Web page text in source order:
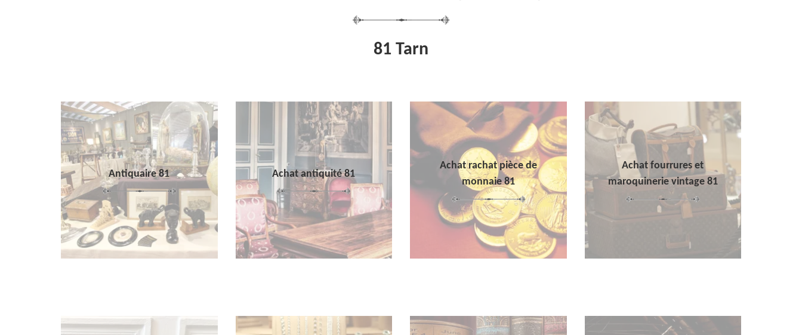
81 Tarn
Antiquaire 81 Achat antiquité 81
Achat rachat pièce de
monnaie 81
Achat fourrures et
maroquinerie vintage 81